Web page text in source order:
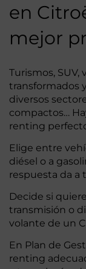
en
mejor
Turismos,
transformados
diversos
compactos…
renting
Elige entre
diésel o a
respuesta da a
Decide si
transmisión o
volante de un
En Plan de
renting